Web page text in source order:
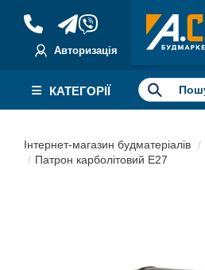
Авторизація
КАТЕГОРІЇ
Інтернет-магазин будматеріалів
Патрон карболітовий Е27